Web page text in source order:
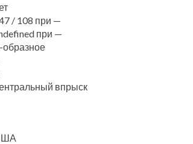
/ 108 при —
при —
образное
впрыск